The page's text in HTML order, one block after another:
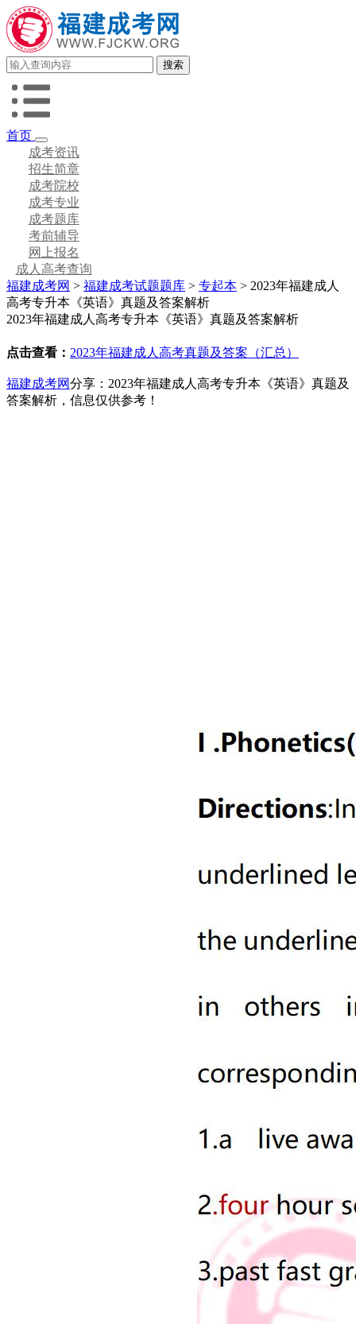
首页
成考资讯
招生简章
成考院校
成考专业
成考题库
考前辅导
网上报名
成人高考查询
福建成考网 > 福建成考试题题库 > 专起本 > 2023年福建成人
高考专升本《英语》真题及答案解析
2023年福建成人高考专升本《英语》真题及答案解析
点击查看： 2023年福建成人高考真题及答案（汇总）
福建成考网分享：2023年福建成人高考专升本《英语》真题及
答案解析，信息仅供参考！